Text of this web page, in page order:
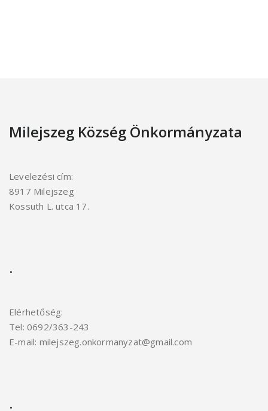
Milejszeg Község Önkormányzata
Levelezési cím:
8917 Milejszeg
Kossuth L. utca 17.
.
Elérhetőség:
Tel: 0692/363-243
E-mail: milejszeg.onkormanyzat@gmail.com
.